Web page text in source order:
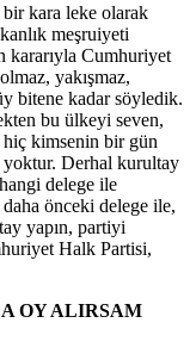
kara leke olarak
meşruiyeti
kararıyla Cumhuriyet
yakışmaz,
bitene kadar söyledik.
bu ülkeyi seven,
kimsenin bir gün
yoktur. Derhal kurultay
delege ile
önceki delege ile,
yapın, partiyi
Halk Partisi,
OY ALIRSAM